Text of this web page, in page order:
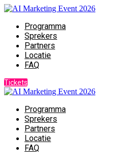
Programma
Sprekers
Partners
Locatie
FAQ
Tickets
Programma
Sprekers
Partners
Locatie
FAQ